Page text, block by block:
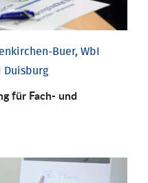
Buer, WbI
Duisburg
für Fach-­ und